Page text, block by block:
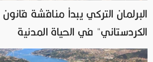
البرلمان التركي يبدأ مناقشة
الكردستاني" في الحياة المدنية